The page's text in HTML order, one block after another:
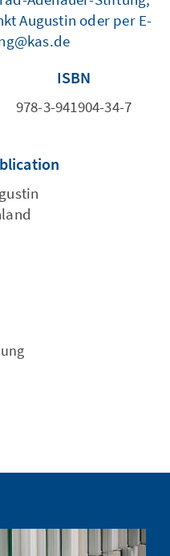
Augustin oder per E-
ISBN
978-3-941904-34-7